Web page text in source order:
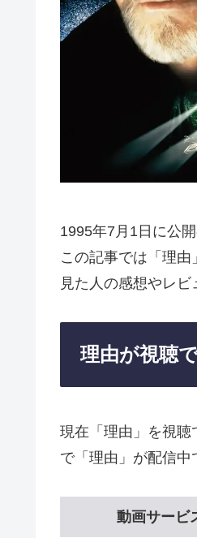
1995年7月1日に公
この記事では「理
見た人の感想やレビ
理由が視聴
現在「理由」を視聴
で「理由」が配信中
動画サービ